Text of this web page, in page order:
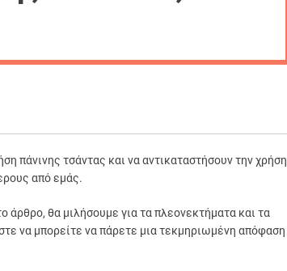
πάνινης τσάντας και να αντικαταστήσουν την χρήση
από εμάς.
άρθρο, θα μιλήσουμε για τα πλεονεκτήματα και τα
να μπορείτε να πάρετε μια τεκμηριωμένη απόφαση